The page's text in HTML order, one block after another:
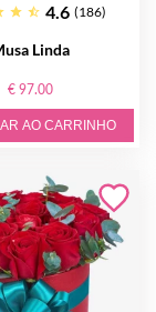
4.6 (186)
Linda
€ 97.00
AO CARRINHO